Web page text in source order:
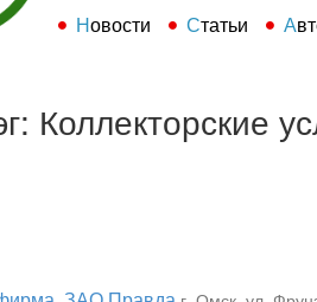
Новости Статьи
Коллекторские